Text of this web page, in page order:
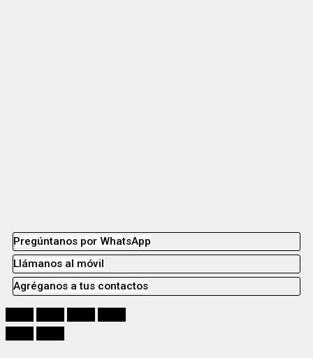
Pregúntanos por WhatsApp
Llámanos al móvil
Agréganos a tus contactos